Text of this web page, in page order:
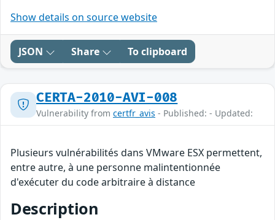
Show details on source website
JSON Share To clipboard
CERTA-2010-AVI-008
Vulnerability from certfr_avis - Published: - Updated:
Plusieurs vulnérabilités dans VMware ESX permettent,
entre autre, à une personne malintentionnée
d'exécuter du code arbitraire à distance
Description